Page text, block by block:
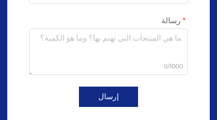
رسالة
0/1000
إرسال